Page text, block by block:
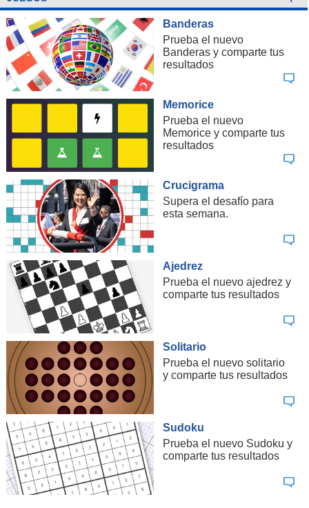
Banderas
Prueba el nuevo
Banderas y comparte tus
resultados
Memorice
Prueba el nuevo
Memorice y comparte tus
resultados
Crucigrama
Supera el desafío para
esta semana.
Ajedrez
Prueba el nuevo ajedrez y
comparte tus resultados
Solitario
Prueba el nuevo solitario
y comparte tus resultados
Sudoku
Prueba el nuevo Sudoku y
comparte tus resultados